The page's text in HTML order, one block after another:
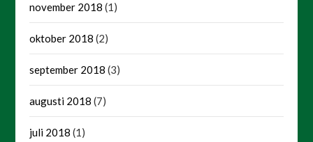
november 2018 (1)
oktober 2018 (2)
september 2018 (3)
augusti 2018 (7)
juli 2018 (1)